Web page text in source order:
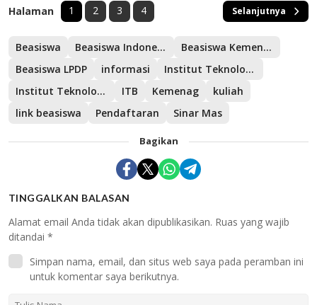
Halaman 1 2 3 4 Selanjutnya
Beasiswa Beasiswa Indonesia Bangkit
Beasiswa Kemenag LPDP
Beasiswa LPDP
informasi
Institut Teknologi Bandung
Institut Teknologi dan Sains Bandung
ITB Kemenag
kuliah
link beasiswa
Pendaftaran Sinar Mas
Bagikan
TINGGALKAN BALASAN
Alamat email Anda tidak akan dipublikasikan. Ruas yang wajib
ditandai *
Simpan nama, email, dan situs web saya pada peramban ini
untuk komentar saya berikutnya.